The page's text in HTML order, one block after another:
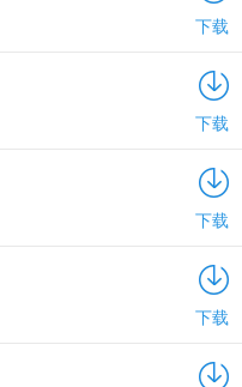
下载
下载
下载
下载